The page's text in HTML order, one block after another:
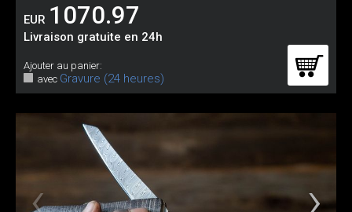
EUR 1070.97
Livraison gratuite en 24h
Ajouter au panier:
avec Gravure (24 heures)